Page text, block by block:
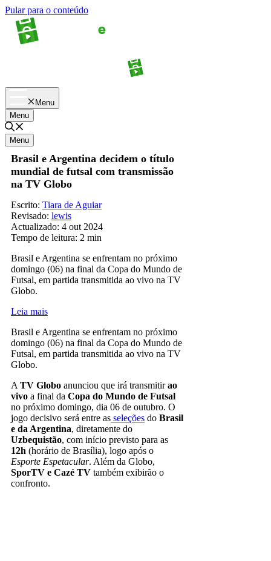
Pular para o conteúdo
Menu
Menu
Menu
Brasil e Argentina decidem o título
mundial de futsal com transmissão
na TV Globo
Escrito: Tiara de Aguiar
Revisado: lewis
Actualizado: 4 out 2024
Tempo de leitura: 2 min
Brasil e Argentina se enfrentam no próximo
domingo (06) na final da Copa do Mundo de
Futsal, em partida transmitida ao vivo na TV
Globo.
Leia mais
Brasil e Argentina se enfrentam no próximo
domingo (06) na final da Copa do Mundo de
Futsal, em partida transmitida ao vivo na TV
Globo.
A TV Globo anunciou que irá transmitirao
vivo a final da Copa do Mundo de Futsal
no próximo domingo, dia 06 de outubro. O
jogo decisivo será entre as seleções do Brasil
e da Argentina, diretamente do
Uzbequistão, com início previsto para as
12h (horário de Brasília), logo após o
Esporte Espetacular. Além da Globo,
SporTV e Cazé TV também exibirão o
confronto.